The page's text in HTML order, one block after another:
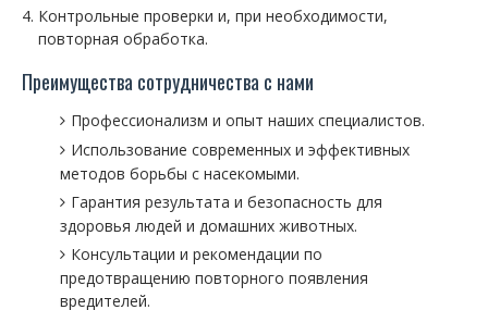
Контрольные проверки и, при необходимости,
повторная обработка.
Преимущества сотрудничества с нами
Профессионализм и опыт наших специалистов.
Использование современных и эффективных
методов борьбы с насекомыми.
Гарантия результата и безопасность для
здоровья людей и домашних животных.
Консультации и рекомендации по
предотвращению повторного появления
вредителей.